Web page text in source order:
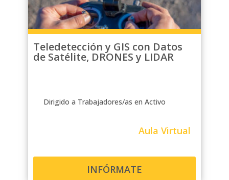
Teledetección y GIS con Datos
de Satélite, DRONES y LIDAR
Dirigido a Trabajadores/as en Activo
Aula Virtual
INFÓRMATE